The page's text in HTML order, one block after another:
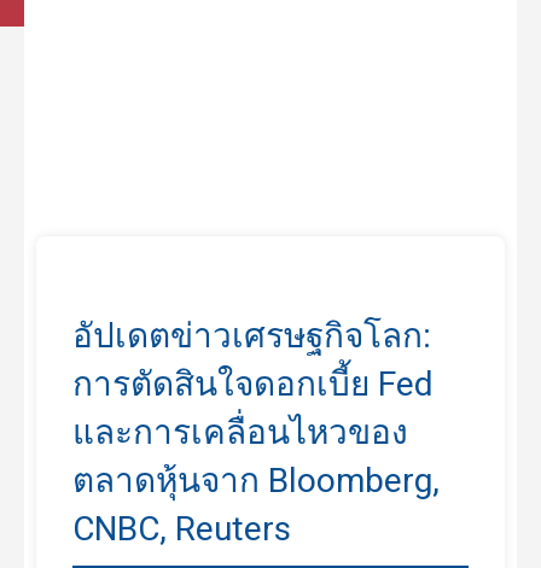
อัปเดตข่าวเศรษฐกิจโลก:
การตัดสินใจดอกเบี้ย Fed
และการเคลื่อนไหวของ
ตลาดหุ้นจาก Bloomberg,
CNBC, Reuters